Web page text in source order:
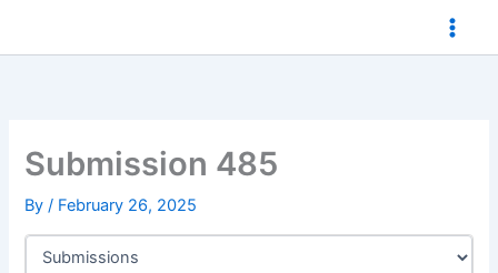
Submission 485
By/ February 26, 2025